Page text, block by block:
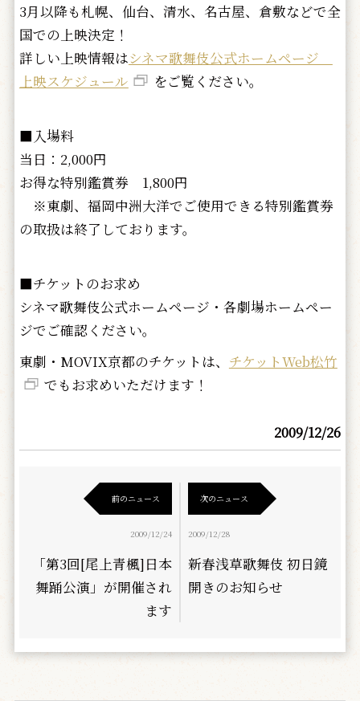
3月以降も札幌、仙台、清水、名古屋、倉敷などで全
国での上映決定！
詳しい上映情報はシネマ歌舞伎公式ホームページ
上映スケジュール
をご覧ください。
■入場料
当日：2,000円
お得な特別鑑賞券 1,800円
※東劇、福岡中洲大洋でご使用できる特別鑑賞券
の取扱は終了しております。
■チケットのお求め
シネマ歌舞伎公式ホームページ・各劇場ホームペー
ジでご確認ください。
東劇・MOVIX京都のチケットは、 チケットWeb松竹
でもお求めいただけます！
2009/12/26
前のニュース
2009/12/24
「第3回[尾上青楓]日本
舞踊公演」が開催され
ます
次のニュース
2009/12/28
新春浅草歌舞伎 初日鏡
開きのお知らせ